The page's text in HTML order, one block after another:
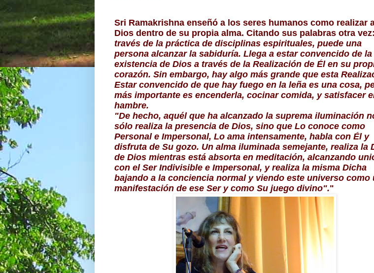
Sri Ramakrishna enseñó a los seres humanos como realizar
Dios dentro de su propia alma. Citando sus palabras otra vez:
través de la práctica de disciplinas espirituales, puede una
persona alcanzar la sabiduría. Llega a estar convencido de la
existencia de Dios a través de la Realización de Él en su
corazón. Sin embargo, hay algo más grande que esta
Estar convencido de que hay fuego en la leña es una cosa,
más importante es encenderla, cocinar comida, y satisfacer
hambre.
"De hecho, aquél que ha alcanzado la suprema iluminación
sólo realiza la presencia de Dios, sino que Lo conoce como
Personal e Impersonal, Lo ama intensamente, habla con Él y
disfruta de Su gozo. Un alma iluminada semejante, realiza la
de Dios mientras está absorta en meditación, alcanzando
con el Ser Indivisible e Impersonal, y realiza la misma Dicha
bajando a la conciencia normal y viendo este universo como
manifestación de ese Ser y como Su juego divino"."